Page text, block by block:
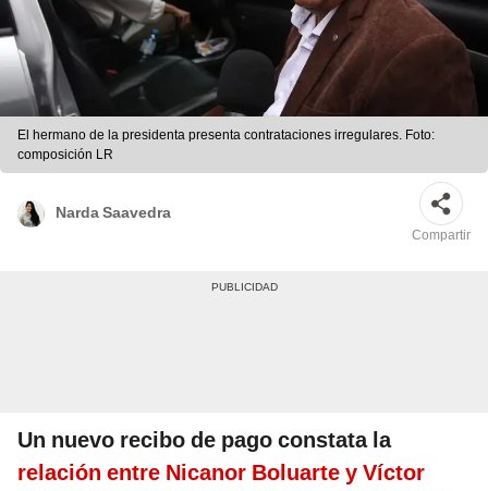
El hermano de la presidenta presenta contrataciones irregulares. Foto:
composición LR
Narda Saavedra
Compartir
Un nuevo recibo de pago constata la
relación entre Nicanor Boluarte y Víctor